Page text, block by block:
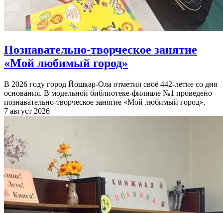
Познавательно-творческое занятие
«Мой любимый город»
В 2026 году город Йошкар-Ола отметил своё 442-летие со дня
основания. В модельной библиотеке-филиале №1 проведено
познавательно-творческое занятие «Мой любимый город».
7 август 2026